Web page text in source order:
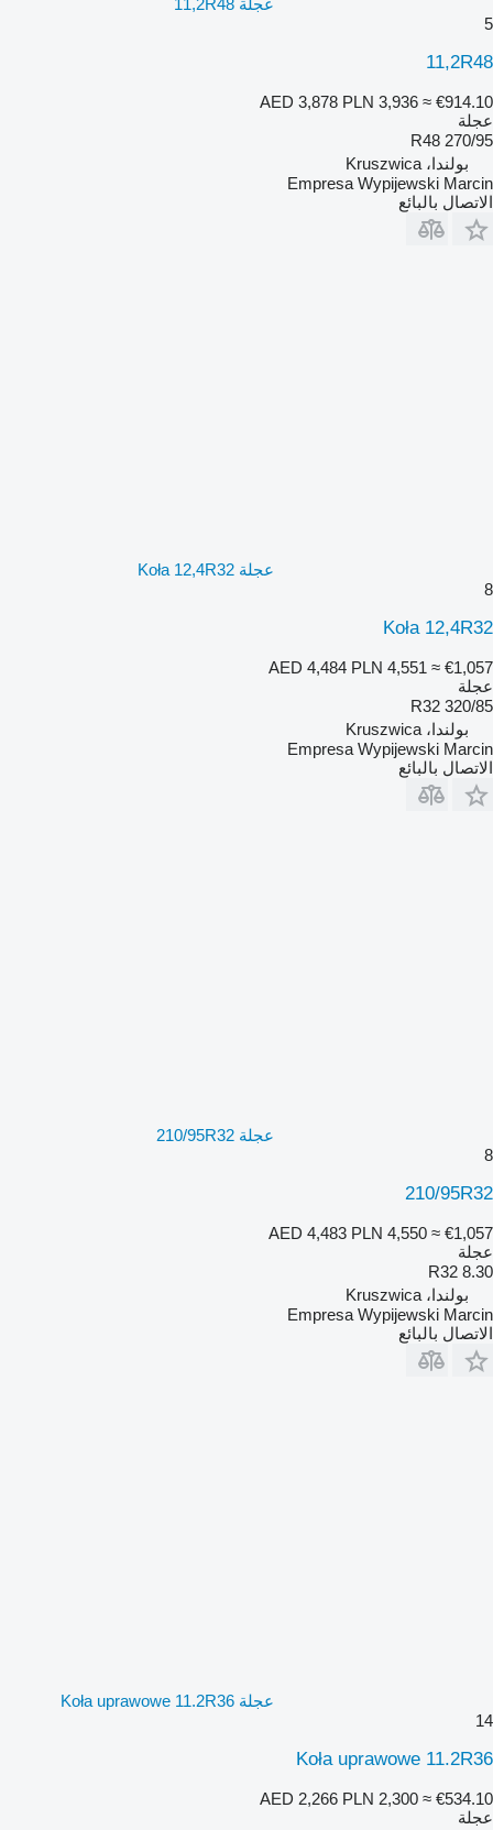
عجلة 11,2R48
5
11,2R48
AED 3,878 PLN 3,936 ≈ €914.10
عجلة
270/95 R48
بولندا، Kruszwica
Empresa Wypijewski Marcin
الاتصال بالبائع
عجلة Koła 12,4R32
8
Koła 12,4R32
AED 4,484 PLN 4,551 ≈ €1,057
عجلة
320/85 R32
بولندا، Kruszwica
Empresa Wypijewski Marcin
الاتصال بالبائع
عجلة 210/95R32
8
210/95R32
AED 4,483 PLN 4,550 ≈ €1,057
عجلة
8.30 R32
بولندا، Kruszwica
Empresa Wypijewski Marcin
الاتصال بالبائع
عجلة Koła uprawowe 11.2R36
14
Koła uprawowe 11.2R36
AED 2,266 PLN 2,300 ≈ €534.10
عجلة